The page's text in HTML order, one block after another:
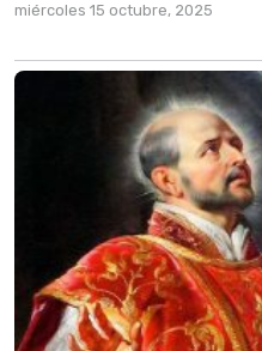
miércoles 15 octubre, 2025